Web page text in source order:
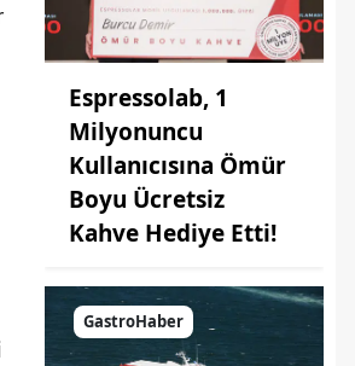
Espressolab, 1
Milyonuncu
Kullanıcısına Ömür
Boyu Ücretsiz
Kahve Hediye Etti!
GastroHaber